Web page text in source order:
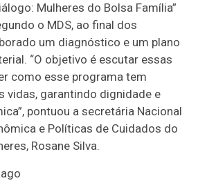
Mulheres do Bolsa Família”
o MDS, ao final dos
um diagnóstico e um plano
“O objetivo é escutar essas
como esse programa tem
vidas, garantindo dignidade e
pontuou a secretária Nacional
e Políticas de Cuidados do
Rosane Silva.